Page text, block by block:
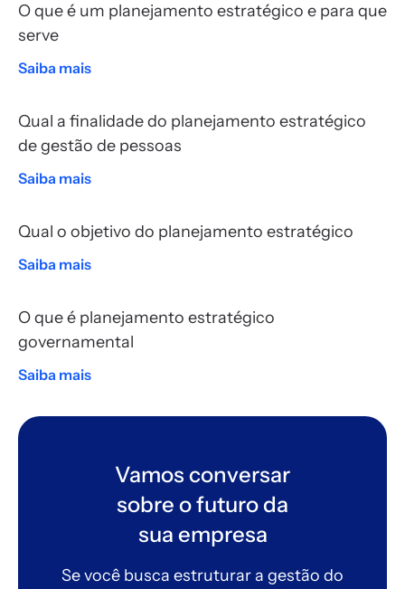
O que é um planejamento estratégico e para que
serve
Saiba mais
Qual a finalidade do planejamento estratégico
de gestão de pessoas
Saiba mais
Qual o objetivo do planejamento estratégico
Saiba mais
O que é planejamento estratégico
governamental
Saiba mais
Vamos conversar
sobre o futuro da
sua empresa
Se você busca estruturar a gestão do